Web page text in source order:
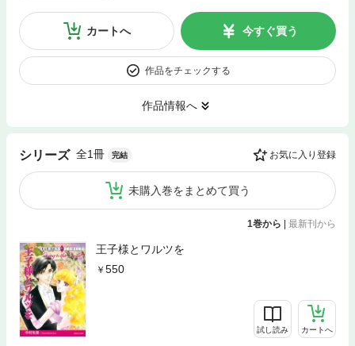
カートへ 今すぐ買う
作品をチェックする
作品情報へ
シリーズ 全1冊 完結 お気に入り登録
未購入巻をまとめて買う
1巻から | 最新刊から
王子様とワルツを
550
試し読み カートへ